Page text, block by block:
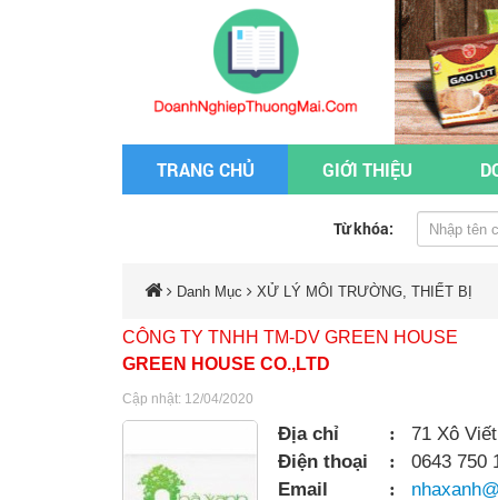
TRANG CHỦ GIỚI THIỆU
Từ khóa:
Danh Mục XỬ LÝ MÔI TRƯỜNG, THIẾT BỊ
CÔNG TY TNHH TM-DV GREEN HOUSE
GREEN HOUSE CO.,LTD
Cập nhật: 12/04/2020
Địa chỉ :
71 Xô
Điện thoại
:
0643 750
Email
: